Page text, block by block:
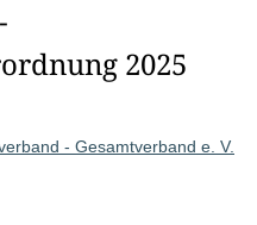
2025
- Gesamtverband e. V.